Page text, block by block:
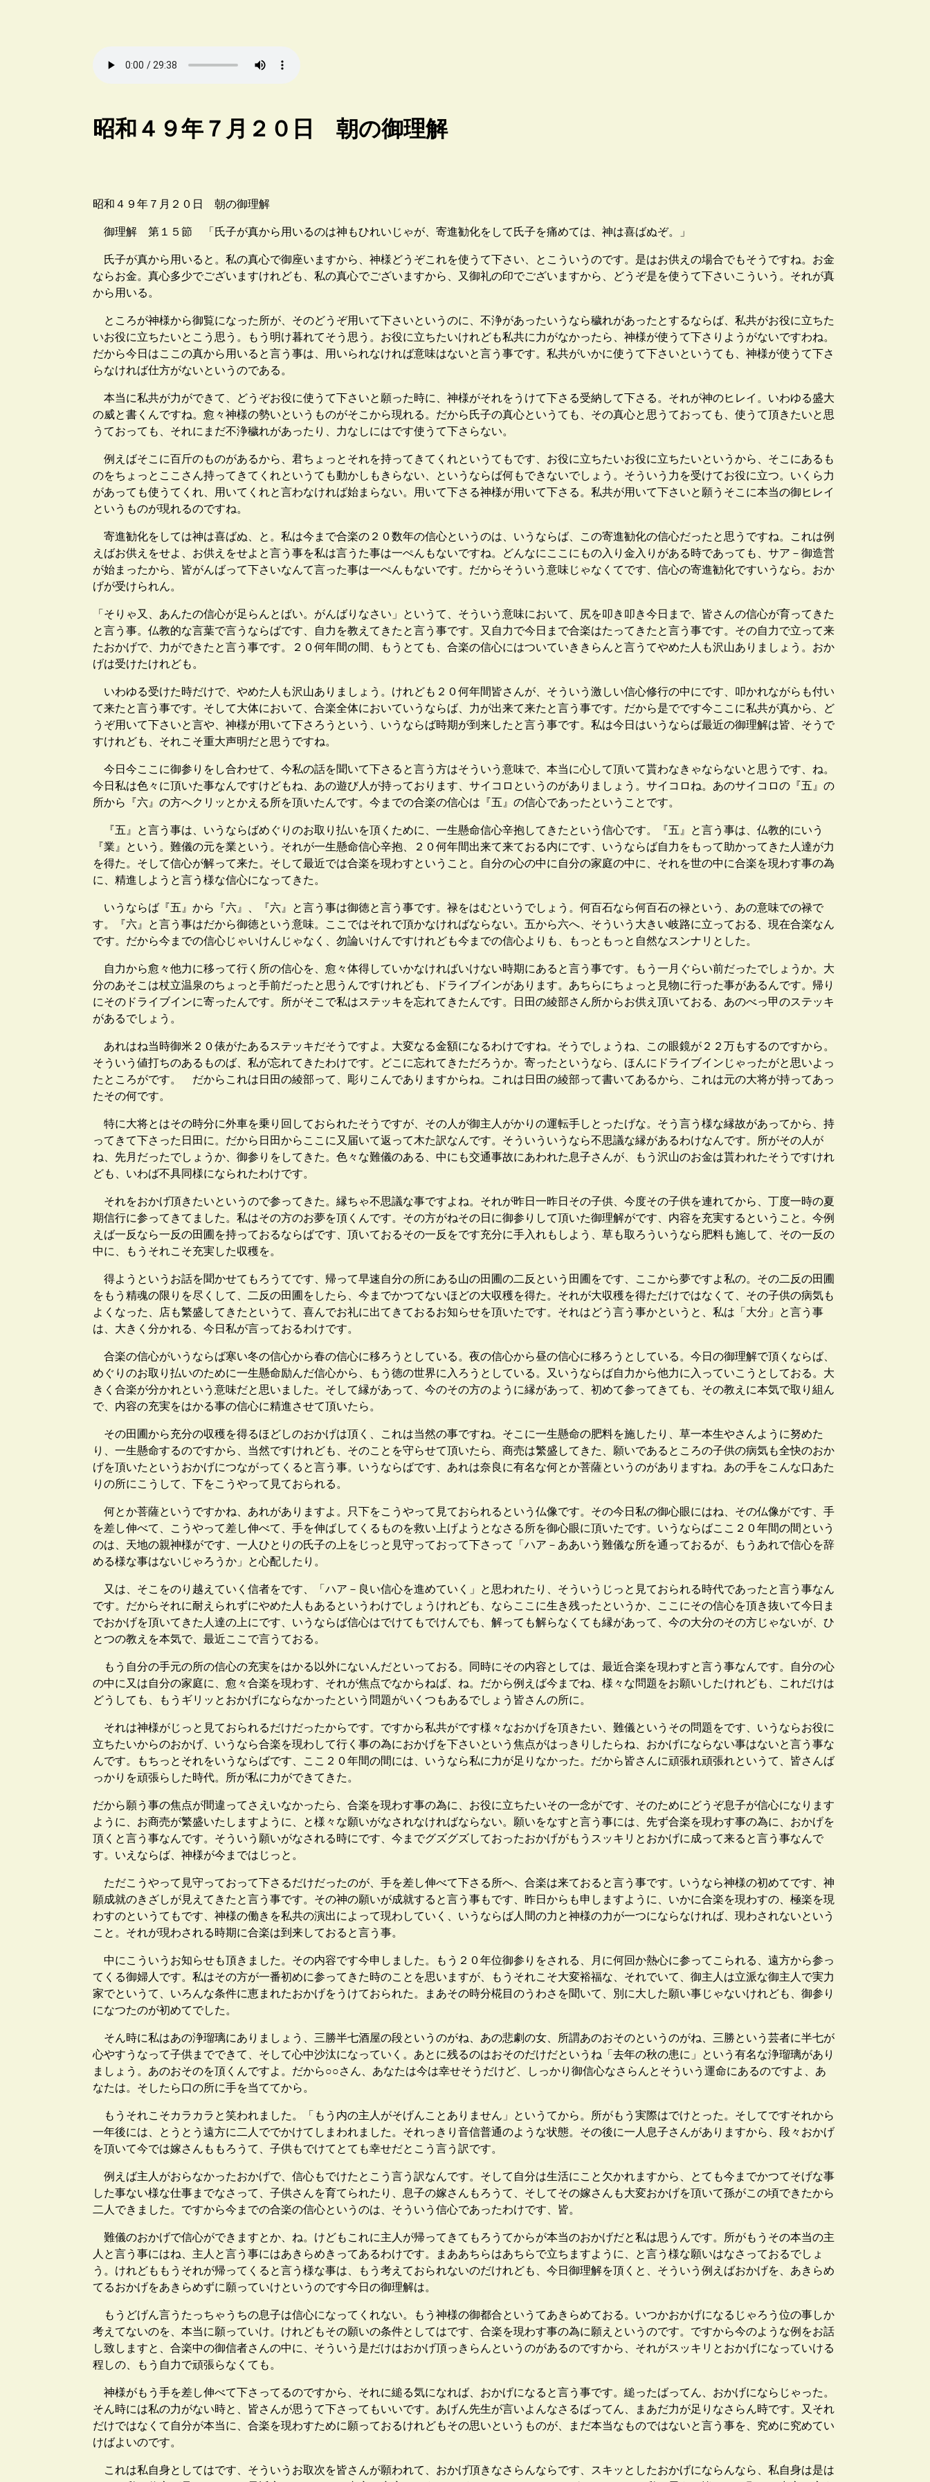
昭和４９年７月２０日 朝の御理解
昭和４９年７月２０日 朝の御理解
御理解 第１５節 「氏子が真から用いるのは神もひれいじゃが、寄進勧化をして氏子を痛めては、神は喜ばぬぞ。」
氏子が真から用いると。私の真心で御座いますから、神様どうぞこれを使うて下さい、とこういうのです。是はお供えの場合でもそうですね。お金
ならお金。真心多少でございますけれども、私の真心でございますから、又御礼の印でございますから、どうぞ是を使うて下さいこういう。それが真
から用いる。
ところが神様から御覧になった所が、そのどうぞ用いて下さいというのに、不浄があったいうなら穢れがあったとするならば、私共がお役に立ちた
いお役に立ちたいとこう思う。もう明け暮れてそう思う。お役に立ちたいけれども私共に力がなかったら、神様が使うて下さりようがないですわね。
だから今日はここの真から用いると言う事は、用いられなければ意味はないと言う事です。私共がいかに使うて下さいというても、神様が使うて下さ
らなければ仕方がないというのである。
本当に私共が力ができて、どうぞお役に使うて下さいと願った時に、神様がそれをうけて下さる受納して下さる。それが神のヒレイ。いわゆる盛大
の威と書くんですね。愈々神様の勢いというものがそこから現れる。だから氏子の真心というても、その真心と思うておっても、使うて頂きたいと思
うておっても、それにまだ不浄穢れがあったり、力なしにはです使うて下さらない。
例えばそこに百斤のものがあるから、君ちょっとそれを持ってきてくれというてもです、お役に立ちたいお役に立ちたいというから、そこにあるも
のをちょっとここさん持ってきてくれというても動かしもきらない、というならば何もできないでしょう。そういう力を受けてお役に立つ。いくら力
があっても使うてくれ、用いてくれと言わなければ始まらない。用いて下さる神様が用いて下さる。私共が用いて下さいと願うそこに本当の御ヒレイ
というものが現れるのですね。
寄進勧化をしては神は喜ばぬ、と。私は今まで合楽の２０数年の信心というのは、いうならば、この寄進勧化の信心だったと思うですね。これは例
えばお供えをせよ、お供えをせよと言う事を私は言うた事は一ぺんもないですね。どんなにここにもの入り金入りがある時であっても、サア－御造営
が始まったから、皆がんばって下さいなんて言った事は一ぺんもないです。だからそういう意味じゃなくてです、信心の寄進勧化ですいうなら。おか
げが受けられん。
「そりゃ又、あんたの信心が足らんとばい。がんばりなさい」というて、そういう意味において、尻を叩き叩き今日まで、皆さんの信心が育ってきた
と言う事。仏教的な言葉で言うならばです、自力を教えてきたと言う事です。又自力で今日まで合楽はたってきたと言う事です。その自力で立って来
たおかげで、力ができたと言う事です。２０何年間の間、もうとても、合楽の信心にはついていききらんと言うてやめた人も沢山ありましょう。おか
げは受けたけれども。
いわゆる受けた時だけで、やめた人も沢山ありましょう。けれども２０何年間皆さんが、そういう激しい信心修行の中にです、叩かれながらも付い
て来たと言う事です。そして大体において、合楽全体においていうならば、力が出来て来たと言う事です。だから是でです今ここに私共が真から、ど
うぞ用いて下さいと言や、神様が用いて下さろうという、いうならば時期が到来したと言う事です。私は今日はいうならば最近の御理解は皆、そうで
すけれども、それこそ重大声明だと思うですね。
今日今ここに御参りをし合わせて、今私の話を聞いて下さると言う方はそういう意味で、本当に心して頂いて貰わなきゃならないと思うです、ね。
今日私は色々に頂いた事なんですけどもね、あの遊び人が持っております、サイコロというのがありましょう。サイコロね。あのサイコロの『五』の
所から『六』の方へクリッとかえる所を頂いたんです。今までの合楽の信心は『五』の信心であったということです。
『五』と言う事は、いうならばめぐりのお取り払いを頂くために、一生懸命信心辛抱してきたという信心です。『五』と言う事は、仏教的にいう
『業』という。難儀の元を業という。それが一生懸命信心辛抱、２０何年間出来て来ておる内にです、いうならば自力をもって助かってきた人達が力
を得た。そして信心が解って来た。そして最近では合楽を現わすということ。自分の心の中に自分の家庭の中に、それを世の中に合楽を現わす事の為
に、精進しようと言う様な信心になってきた。
いうならば『五』から『六』、『六』と言う事は御徳と言う事です。禄をはむというでしょう。何百石なら何百石の禄という、あの意味での禄で
す。『六』と言う事はだから御徳という意味。ここではそれで頂かなければならない。五から六へ、そういう大きい岐路に立っておる、現在合楽なん
です。だから今までの信心じゃいけんじゃなく、勿論いけんですけれども今までの信心よりも、もっともっと自然なスンナリとした。
自力から愈々他力に移って行く所の信心を、愈々体得していかなければいけない時期にあると言う事です。もう一月ぐらい前だったでしょうか。大
分のあそこは杖立温泉のちょっと手前だったと思うんですけれども、ドライブインがあります。あちらにちょっと見物に行った事があるんです。帰り
にそのドライブインに寄ったんです。所がそこで私はステッキを忘れてきたんです。日田の綾部さん所からお供え頂いておる、あのべっ甲のステッキ
があるでしょう。
あれはね当時御米２０俵がたあるステッキだそうですよ。大変なる金額になるわけですね。そうでしょうね、この眼鏡が２２万もするのですから。
そういう値打ちのあるものば、私が忘れてきたわけです。どこに忘れてきただろうか。寄ったというなら、ほんにドライブインじゃったがと思いよっ
たところがです。 だからこれは日田の綾部って、彫りこんでありますからね。これは日田の綾部って書いてあるから、これは元の大将が持ってあっ
たその何です。
特に大将とはその時分に外車を乗り回しておられたそうですが、その人が御主人がかりの運転手しとったげな。そう言う様な縁故があってから、持
ってきて下さった日田に。だから日田からここに又届いて返って木た訳なんです。そういういうなら不思議な縁があるわけなんです。所がその人が
ね、先月だったでしょうか、御参りをしてきた。色々な難儀のある、中にも交通事故にあわれた息子さんが、もう沢山のお金は貰われたそうですけれ
ども、いわば不具同様になられたわけです。
それをおかげ頂きたいというので参ってきた。縁ちゃ不思議な事ですよね。それが昨日一昨日その子供、今度その子供を連れてから、丁度一時の夏
期信行に参ってきてました。私はその方のお夢を頂くんです。その方がねその日に御参りして頂いた御理解がです、内容を充実するということ。今例
えば一反なら一反の田圃を持っておるならばです、頂いておるその一反をです充分に手入れもしよう、草も取ろういうなら肥料も施して、その一反の
中に、もうそれこそ充実した収穫を。
得ようというお話を聞かせてもろうてです、帰って早速自分の所にある山の田圃の二反という田圃をです、ここから夢ですよ私の。その二反の田圃
をもう精魂の限りを尽くして、二反の田圃をしたら、今までかつてないほどの大収穫を得た。それが大収穫を得ただけではなくて、その子供の病気も
よくなった、店も繁盛してきたというて、喜んでお礼に出てきておるお知らせを頂いたです。それはどう言う事かというと、私は「大分」と言う事
は、大きく分かれる、今日私が言っておるわけです。
合楽の信心がいうならば寒い冬の信心から春の信心に移ろうとしている。夜の信心から昼の信心に移ろうとしている。今日の御理解で頂くならば、
めぐりのお取り払いのために一生懸命励んだ信心から、もう徳の世界に入ろうとしている。又いうならば自力から他力に入っていこうとしておる。大
きく合楽が分かれという意味だと思いました。そして縁があって、今のその方のように縁があって、初めて参ってきても、その教えに本気で取り組ん
で、内容の充実をはかる事の信心に精進させて頂いたら。
その田圃から充分の収穫を得るほどしのおかげは頂く、これは当然の事ですね。そこに一生懸命の肥料を施したり、草一本生やさんように努めた
り、一生懸命するのですから、当然ですけれども、そのことを守らせて頂いたら、商売は繁盛してきた、願いであるところの子供の病気も全快のおか
げを頂いたというおかげにつながってくると言う事。いうならばです、あれは奈良に有名な何とか菩薩というのがありますね。あの手をこんな口あた
りの所にこうして、下をこうやって見ておられる。
何とか菩薩というですかね、あれがありますよ。只下をこうやって見ておられるという仏像です。その今日私の御心眼にはね、その仏像がです、手
を差し伸べて、こうやって差し伸べて、手を伸ばしてくるものを救い上げようとなさる所を御心眼に頂いたです。いうならばここ２０年間の間という
のは、天地の親神様がです、一人ひとりの氏子の上をじっと見守っておって下さって「ハア－ああいう難儀な所を通っておるが、もうあれで信心を辞
める様な事はないじゃろうか」と心配したり。
又は、そこをのり越えていく信者をです、「ハア－良い信心を進めていく」と思われたり、そういうじっと見ておられる時代であったと言う事なん
です。だからそれに耐えられずにやめた人もあるというわけでしょうけれども、ならここに生き残ったというか、ここにその信心を頂き抜いて今日ま
でおかげを頂いてきた人達の上にです、いうならば信心はでけてもでけんでも、解っても解らなくても縁があって、今の大分のその方じゃないが、ひ
とつの教えを本気で、最近ここで言うておる。
もう自分の手元の所の信心の充実をはかる以外にないんだといっておる。同時にその内容としては、最近合楽を現わすと言う事なんです。自分の心
の中に又は自分の家庭に、愈々合楽を現わす、それが焦点でなからねば、ね。だから例えば今までね、様々な問題をお願いしたけれども、これだけは
どうしても、もうギリッとおかげにならなかったという問題がいくつもあるでしょう皆さんの所に。
それは神様がじっと見ておられるだけだったからです。ですから私共がです様々なおかげを頂きたい、難儀というその問題をです、いうならお役に
立ちたいからのおかげ、いうなら合楽を現わして行く事の為におかげを下さいという焦点がはっきりしたらね、おかげにならない事はないと言う事な
んです。もちっとそれをいうならばです、ここ２０年間の間には、いうなら私に力が足りなかった。だから皆さんに頑張れ頑張れというて、皆さんば
っかりを頑張らした時代。所が私に力ができてきた。
だから願う事の焦点が間違ってさえいなかったら、合楽を現わす事の為に、お役に立ちたいその一念がです、そのためにどうぞ息子が信心になります
ように、お商売が繁盛いたしますように、と様々な願いがなされなければならない。願いをなすと言う事には、先ず合楽を現わす事の為に、おかげを
頂くと言う事なんです。そういう願いがなされる時にです、今までグズグズしておったおかげがもうスッキリとおかげに成って来ると言う事なんで
す。いえならば、神様が今まではじっと。
ただこうやって見守っておって下さるだけだったのが、手を差し伸べて下さる所へ、合楽は来ておると言う事です。いうなら神様の初めてです、神
願成就のきざしが見えてきたと言う事です。その神の願いが成就すると言う事もです、昨日からも申しますように、いかに合楽を現わすの、極楽を現
わすのというてもです、神様の働きを私共の演出によって現わしていく、いうならば人間の力と神様の力が一つにならなければ、現わされないという
こと。それが現わされる時期に合楽は到来しておると言う事。
中にこういうお知らせも頂きました。その内容です今申しました。もう２０年位御参りをされる、月に何回か熱心に参ってこられる、遠方から参っ
てくる御婦人です。私はその方が一番初めに参ってきた時のことを思いますが、もうそれこそ大変裕福な、それでいて、御主人は立派な御主人で実力
家でというて、いろんな条件に恵まれたおかげをうけておられた。まあその時分椛目のうわさを聞いて、別に大した願い事じゃないけれども、御参り
になつたのが初めてでした。
そん時に私はあの浄瑠璃にありましょう、三勝半七酒屋の段というのがね、あの悲劇の女、所謂あのおそのというのがね、三勝という芸者に半七が
心やすうなって子供までできて、そして心中沙汰になっていく。あとに残るのはおそのだけだというね「去年の秋の患に」という有名な浄瑠璃があり
ましょう。あのおそのを頂くんですよ。だから○○さん、あなたは今は幸せそうだけど、しっかり御信心なさらんとそういう運命にあるのですよ、あ
なたは。そしたら口の所に手を当ててから。
もうそれこそカラカラと笑われました。「もう内の主人がそげんことありません」というてから。所がもう実際はでけとった。そしてですそれから
一年後には、とうとう遠方に二人ででかけてしまわれました。それっきり音信普通のような状態。その後に一人息子さんがありますから、段々おかげ
を頂いて今では嫁さんももろうて、子供もでけてとても幸せだとこう言う訳です。
例えば主人がおらなかったおかげで、信心もでけたとこう言う訳なんです。そして自分は生活にこと欠かれますから、とても今までかつてそげな事
した事ない様な仕事までなさって、子供さんを育てられたり、息子の嫁さんもろうて、そしてその嫁さんも大変おかげを頂いて孫がこの頃できたから
二人できました。ですから今までの合楽の信心というのは、そういう信心であったわけです、皆。
難儀のおかげで信心ができますとか、ね。けどもこれに主人が帰ってきてもろうてからが本当のおかげだと私は思うんです。所がもうその本当の主
人と言う事にはね、主人と言う事にはあきらめきってあるわけです。まああちらはあちらで立ちますように、と言う様な願いはなさっておるでしょ
う。けれどももうそれが帰ってくると言う様な事は、もう考えておられないのだけれども、今日御理解を頂くと、そういう例えばおかげを、あきらめ
てるおかげをあきらめずに願っていけというのです今日の御理解は。
もうどげん言うたっちゃうちの息子は信心になってくれない。もう神様の御都合というてあきらめておる。いつかおかげになるじゃろう位の事しか
考えてないのを、本当に願っていけ。けれどもその願いの条件としてはです、合楽を現わす事の為に願えというのです。ですから今のような例をお話
し致しますと、合楽中の御信者さんの中に、そういう是だけはおかげ頂っきらんというのがあるのですから、それがスッキリとおかげになっていける
程しの、もう自力で頑張らなくても。
神様がもう手を差し伸べて下さってるのですから、それに縋る気になれば、おかげになると言う事です。縋ったばってん、おかげにならじゃった。
そん時には私の力がない時と、皆さんが思うて下さってもいいです。あげん先生が言いよんなさるばってん、まあだ力が足りなさらん時です。又それ
だけではなくて自分が本当に、合楽を現わすために願っておるけれどもその思いというものが、まだ本当なものではないと言う事を、究めに究めてい
けばよいのです。
これは私自身としてはです、そういうお取次を皆さんが願われて、おかげ頂きなさらんならです、スキッとしたおかげにならんなら、私自身は是は